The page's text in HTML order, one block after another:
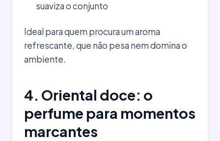
suaviza o conjunto
Ideal para quem procura um aroma
refrescante, que não pesa nem domina o
ambiente.
4. Oriental doce: o
perfume para momentos
marcantes